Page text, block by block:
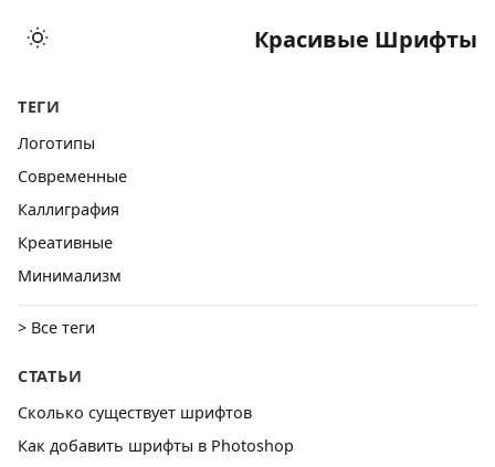
Красивые Шрифты
ТЕГИ
Логотипы
Cовременные
Каллиграфия
Креативные
Минимализм
> Все теги
СТАТЬИ
Сколько существует шрифтов
Как добавить шрифты в Photoshop